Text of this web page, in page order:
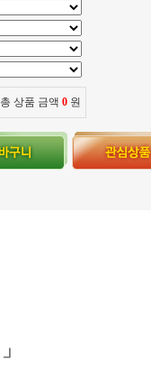
총 상품 금액 0 원